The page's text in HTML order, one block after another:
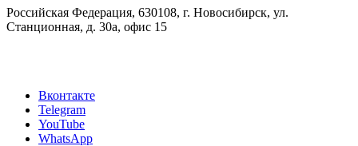
Российская Федерация, 630108, г. Новосибирск, ул.
Станционная, д. 30а, офис 15
Вконтакте
Telegram
YouTube
WhatsApp